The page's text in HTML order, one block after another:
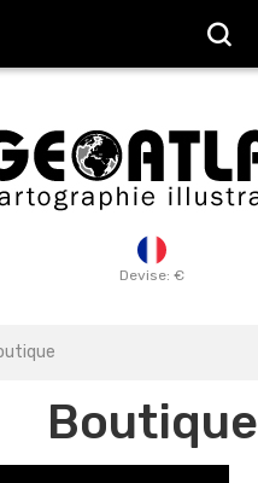
Devise: €
Boutique